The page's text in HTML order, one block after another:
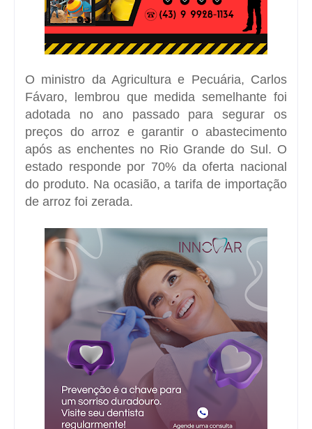
O ministro da Agricultura e Pecuária, Carlos
Fávaro, lembrou que medida semelhante foi
adotada no ano passado para segurar os
preços do arroz e garantir o abastecimento
após as enchentes no Rio Grande do Sul. O
estado responde por 70% da oferta nacional
do produto. Na ocasião, atarifa de importação
de arroz foi zerada.